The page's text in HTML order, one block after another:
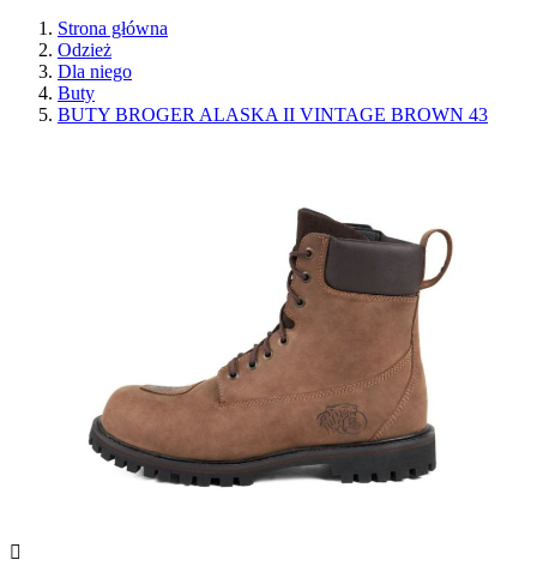
Strona główna
Odzież
Dla niego
Buty
BUTY BROGER ALASKA II VINTAGE BROWN 43
